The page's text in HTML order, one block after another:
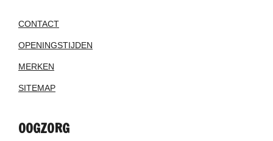
CONTACT
OPENINGSTIJDEN
MERKEN
SITEMAP
OOGZORG